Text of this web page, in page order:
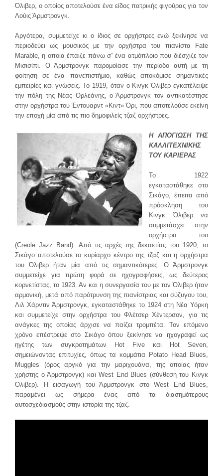
Όλιβερ, ο οποίος αποτελούσε ένα είδος πατρικής φιγούρας για τον
Λούις Άρμστρονγκ.
Αργότερα, συμμετείχε κι ο ίδιος σε ορχήστρες ενώ ξεκίνησε να
περιοδεύει ως μουσικός με την ορχήστρα του πιανίστα Fate
Marable, η οποία έπαιζε πάνω σ” ένα ατμόπλοιο που διέσχιζε τον
Μισισίπι. Ο Άρμστρονγκ παρομοίασε την περίοδο αυτή με τη
φοίτηση σε ένα πανεπιστήμιο, καθώς αποκόμισε σημαντικές
εμπειρίες και γνώσεις. Το 1919, όταν ο Κινγκ Όλιβερ εγκατέλειψε
την πόλη της Νέας Ορλεάνης, ο Άρμστρονγκ τον αντικατέστησε
στην ορχήστρα του Έντουαρντ «Κιντ» Όρι, που αποτελούσε εκείνη
την εποχή μία από τις πιο δημοφιλείς τζαζ ορχήστρες.
Η ΑΠΟΓΙΩΣΗ ΤΗΣ
ΚΑΛΛΙΤΕΧΝΙΚΗΣ
ΤΟΥ ΚΑΡΙΕΡΑΣ
Το 1922
εγκαταστάθηκε στο
Σικάγο, έπειτα από
πρόσκληση του
Κινγκ Όλιβερ να
συμμετάσχει στην
ορχήστρα του
(Creole Jazz Band). Από τις αρχές της δεκαετίας του 1920, το
Σικάγο αποτελούσε το κυρίαρχο κέντρο της τζαζ και η ορχήστρα
του Όλιβερ ήταν μία από τις σημαντικότερες. Ο Άρμστρονγκ
συμμετείχε για πρώτη φορά σε ηχογραφήσεις, ως δεύτερος
κορνετίστας, το 1923. Αν και η συνεργασία του με τον Όλιβερ ήταν
αρμονική, μετά από παρότρυνση της πιανίστριας και σύζυγου του,
Λιλ Χάρντιν Άρμστρονγκ, εγκαταστάθηκε το 1924 στη Νέα Υόρκη
και συμμετείχε στην ορχήστρα του Φλέτσερ Χέντερσον, για τις
ανάγκες της οποίας άρχισε να παίζει τρομπέτα. Τον επόμενο
χρόνο επέστρεψε στο Σικάγο όπου ξεκίνησε να ηχογραφεί ως
ηγέτης των συγκροτημάτων Hot Five και Hot Seven,
σημειώνοντας επιτυχίες, όπως τα κομμάτια Potato Head Blues,
Muggles (όρος αργκό για την μαριχουάνα, της οποίας ήταν
χρήστης ο Άρμστρονγκ) και West End Blues (σύνθεση του Κινγκ
Όλιβερ). Η εισαγωγή του Άρμστρονγκ στο West End Blues,
παραμένει ως σήμερα ένας από τα διασημότερους
αυτοσχεδιασμούς στην ιστορία της τζαζ.